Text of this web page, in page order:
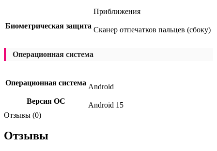
Приближения
Биометрическая защита Сканер отпечатков пальцев (сбоку)
Операционная система
Операционная система Android
Версия ОС
Android 15
Отзывы (0)
Отзывы